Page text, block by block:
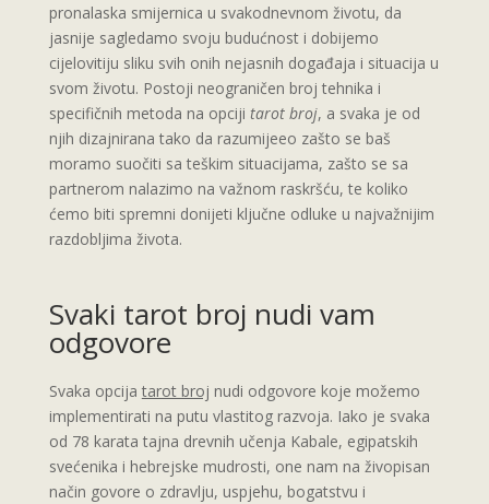
pronalaska smijernica u svakodnevnom životu, da
jasnije sagledamo svoju budućnost i dobijemo
cijelovitiju sliku svih onih nejasnih događaja i situacija u
svom životu. Postoji neograničen broj tehnika i
specifičnih metoda na opciji tarot broj, a svaka je od
njih dizajnirana tako da razumijeeo zašto se baš
moramo suočiti sa teškim situacijama, zašto se sa
partnerom nalazimo na važnom raskršću, te koliko
ćemo biti spremni donijeti ključne odluke u najvažnijim
razdobljima života.
Svaki tarot broj nudi vam
odgovore
Svaka opcija tarot broj nudi odgovore koje možemo
implementirati na putu vlastitog razvoja. Iako je svaka
od 78 karata tajna drevnih učenja Kabale, egipatskih
svećenika i hebrejske mudrosti, one nam na živopisan
način govore o zdravlju, uspjehu, bogatstvu i